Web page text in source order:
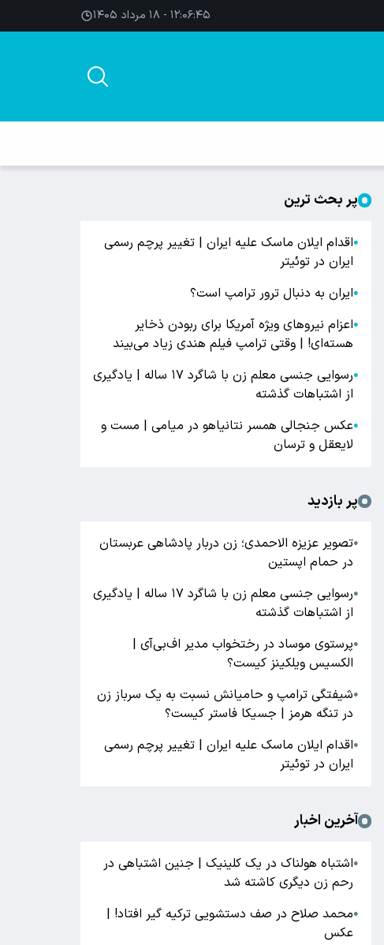
۱۲:۰۶:۴۶ - ۱۸ مرداد ۱۴۰۵
پر بحث ترین
●اقدام ایلان ماسک علیه ایران | تغییر پرچم رسمی
ایران در توئیتر
●ایران به دنبال ترور ترامپ است؟
●اعزام نیروهای ویژه آمریکا برای ربودن ذخایر
هسته‌ای! | وقتی ترامپ فیلم هندی زیاد می‌بیند
●
رسوایی جنسی معلم زن با شاگرد ۱۷ ساله | یادگیری
از اشتباهات گذشته
●عکس جنجالی همسر نتانیاهو در میامی | مست و
لایعقل و ترسان
پر بازدید
●تصویر عزیزه الاحمدی؛ زن دربار پادشاهی عربستان
در حمام اپستین
●
رسوایی جنسی معلم زن با شاگرد ۱۷ ساله | یادگیری
از اشتباهات گذشته
●پرستوی موساد در رختخواب مدیر اف‌بی‌آی |
الکسیس ویلکینز کیست؟
●شیفتگی ترامپ و حامیانش نسبت به یک سرباز زن
در تنگه هرمز | جسیکا فاستر کیست؟
●اقدام ایلان ماسک علیه ایران | تغییر پرچم رسمی
ایران در توئیتر
آخرین اخبار
●اشتباه هولناک در یک کلینیک | جنین اشتباهی در
رحم زن دیگری کاشته شد
●محمد صلاح در صف دستشویی ترکیه گیر افتاد! |
عکس